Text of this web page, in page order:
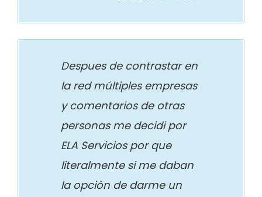
Despues de contrastar en
la red múltiples empresas
y comentarios de otras
personas me decidi por
ELA Servicios por que
literalmente si me daban
la opción de darme un